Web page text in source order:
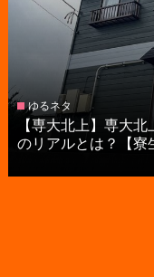
ゆるネタ
【専大北上】専大
のリアルとは？【寮